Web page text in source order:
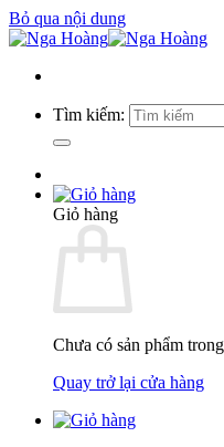
Bỏ qua nội dung
Tìm kiếm:
Giỏ hàng
Chưa có sản phẩm
Quay trở lại cửa hàng